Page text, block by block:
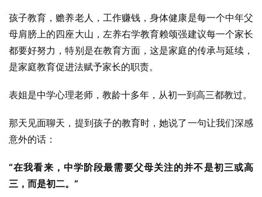
孩子教育，赡养老人，工作赚钱，身体健康是每一个中年父
母肩膀上的四座大山，左养右学教育赖颂强建议每一个家长
都要好努力，特别是在教育方面，这是家庭的传承与延续，
是家庭教育促进法赋予家长的职责。
表姐是中学心理老师，教龄十多年，从初一到高三都教过。
那天见面聊天，提到孩子的教育时，她说了一句让我们深感
意外的话：
“在我看来，中学阶段最需要父母关注的并不是初三或高
三，而是初二。”